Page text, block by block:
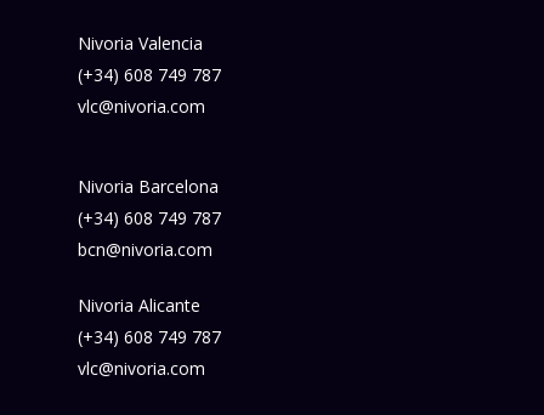
Nivoria Valencia
(+34) 608 749 787
vlc@nivoria.com
Nivoria Barcelona
(+34) 608 749 787
bcn@nivoria.com
Nivoria Alicante
(+34) 608 749 787
vlc@nivoria.com